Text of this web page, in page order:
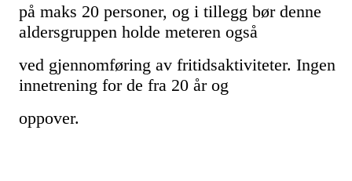
på maks 20 personer, og i tillegg bør denne
aldersgruppen holde meteren også
ved gjennomføring av fritidsaktiviteter. Ingen
innetrening for de fra 20 år og
oppover.